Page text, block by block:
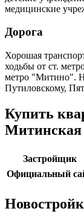
медицинские
Дорога
Хорошая
ходьбы от ст.
метро "Митино".
Путиловскому,
Купить
Митинская
Застройщик
Официальный